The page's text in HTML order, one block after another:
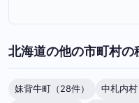
北海道の他の市町村の
妹背牛町（28件） 中札内村